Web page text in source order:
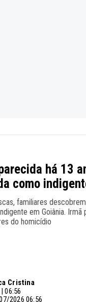
há 13
como
familiares
em Goiânia. Irmã
do homicídio
Cristina
06:56
2026 06:56